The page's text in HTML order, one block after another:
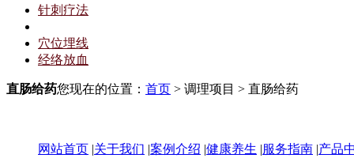
针刺疗法
穴位埋线
经络放血
直肠给药您现在的位置： 首页 > 调理项目 > 直肠给药
网站首页 |关于我们 |案例介绍 |健康养生 |服务指南 |产品